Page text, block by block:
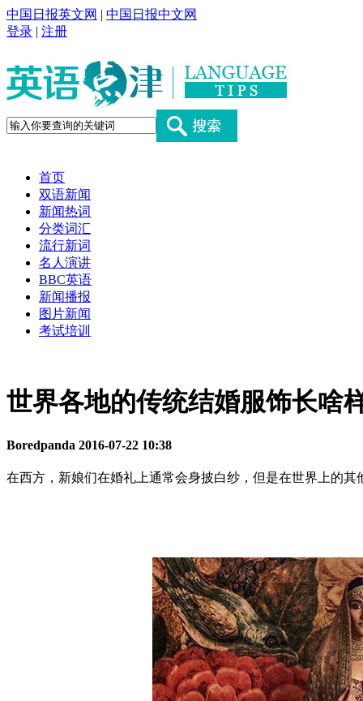
中国日报英文网 | 中国日报中文网
登录 | 注册
首页
双语新闻
新闻热词
分类词汇
流行新词
名人演讲
BBC英语
新闻播报
图片新闻
考试培训
世界各地的传统结婚服饰长啥
Boredpanda 2016-07-22 10:38
在西方，新娘们在婚礼上通常会身披白纱，但是在世界上的